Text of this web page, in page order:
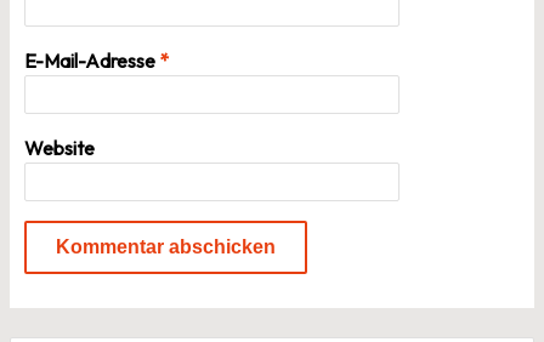
E-Mail-Adresse *
Website